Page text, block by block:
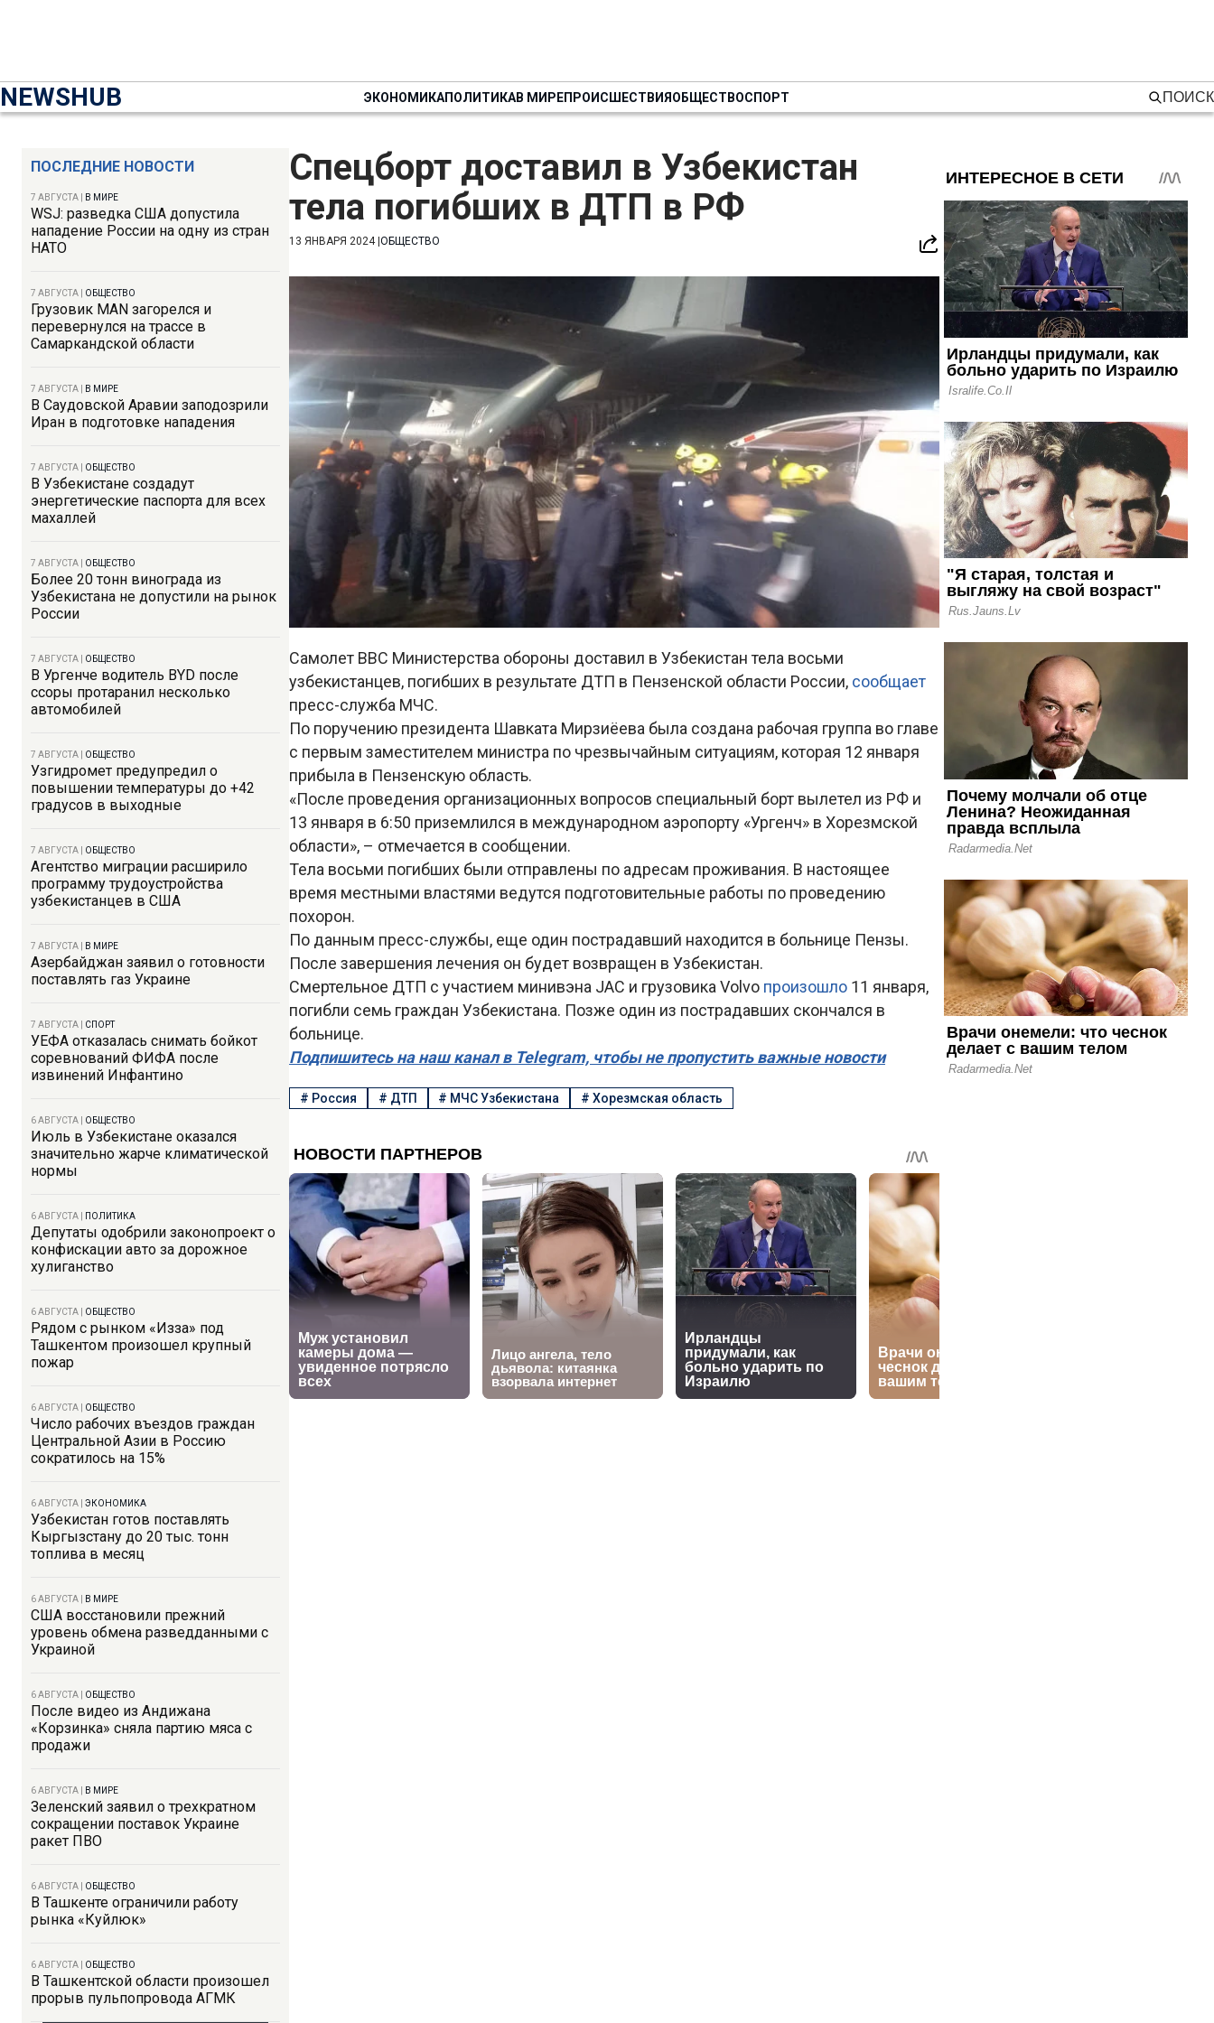
NEWSHUB ЭКОНОМИКАПОЛИТИКАВ МИРЕПРОИСШЕСТВИЯОБЩЕСТВОСПОРТ ПОИСК
ПОСЛЕДНИЕ НОВОСТИ
7 АВГУСТА В МИРЕ
WSJ: разведка США допустила
нападение России на одну из стран
НАТО
7 АВГУСТА ОБЩЕСТВО
Грузовик MAN загорелся и
перевернулся на трассе в
Самаркандской области
7 АВГУСТА В МИРЕ
В Саудовской Аравии заподозрили
Иран в подготовке нападения
7 АВГУСТА ОБЩЕСТВО
В Узбекистане создадут
энергетические паспорта для всех
махаллей
7 АВГУСТА ОБЩЕСТВО
Более 20 тонн винограда из
Узбекистана не допустили на рынок
России
7 АВГУСТА ОБЩЕСТВО
В Ургенче водитель BYD после
ссоры протаранил несколько
автомобилей
7 АВГУСТА ОБЩЕСТВО
Узгидромет предупредил о
повышении температуры до +42
градусов в выходные
7 АВГУСТА ОБЩЕСТВО
Агентство миграции расширило
программу трудоустройства
узбекистанцев в США
7 АВГУСТА В МИРЕ
Азербайджан заявил о готовности
поставлять газ Украине
7 АВГУСТА СПОРТ
УЕФА отказалась снимать бойкот
соревнований ФИФА после
извинений Инфантино
6 АВГУСТА ОБЩЕСТВО
Июль в Узбекистане оказался
значительно жарче климатической
нормы
6 АВГУСТА ПОЛИТИКА
Депутаты одобрили законопроект о
конфискации авто за дорожное
хулиганство
6 АВГУСТА ОБЩЕСТВО
Рядом с рынком «Изза» под
Ташкентом произошел крупный
пожар
6 АВГУСТА ОБЩЕСТВО
Число рабочих въездов граждан
Центральной Азии в Россию
сократилось на 15%
6 АВГУСТА ЭКОНОМИКА
Узбекистан готов поставлять
Кыргызстану до 20 тыс. тонн
топлива в месяц
6 АВГУСТА В МИРЕ
США восстановили прежний
уровень обмена разведданными с
Украиной
6 АВГУСТА ОБЩЕСТВО
После видео из Андижана
«Корзинка» сняла партию мяса с
продажи
6 АВГУСТА В МИРЕ
Зеленский заявил о трехкратном
сокращении поставок Украине
ракет ПВО
6 АВГУСТА ОБЩЕСТВО
В Ташкенте ограничили работу
рынка «Куйлюк»
6 АВГУСТА ОБЩЕСТВО
В Ташкентской области произошел
прорыв пульпопровода АГМК
Спецборт доставил в Узбекистан
тела погибших в ДТП в РФ
13 ЯНВАРЯ 2024| ОБЩЕСТВО
Самолет ВВС Министерства обороны доставил в Узбекистан тела восьми
узбекистанцев, погибших в результате ДТП в Пензенской области России, сообщает
пресс-служба МЧС.
По поручению президента Шавката Мирзиёева была создана рабочая группа во главе
с первым заместителем министра по чрезвычайным ситуациям, которая 12 января
прибыла в Пензенскую область.
«После проведения организационных вопросов специальный борт вылетел из РФ и
13 января в 6:50 приземлился в международном аэропорту «Ургенч» в Хорезмской
области», – отмечается в сообщении.
Тела восьми погибших были отправлены по адресам проживания. В настоящее
время местными властями ведутся подготовительные работы по проведению
похорон.
По данным пресс-службы, еще один пострадавший находится в больнице Пензы.
После завершения лечения он будет возвращен в Узбекистан.
Смертельное ДТП с участием минивэна JAС и грузовика Volvo произошло 11 января,
погибли семь граждан Узбекистана. Позже один из пострадавших скончался в
больнице.
Подпишитесь на наш канал в Telegram, чтобы не пропустить важные новости
# Россия # ДТП # МЧС Узбекистана #Хорезмская область